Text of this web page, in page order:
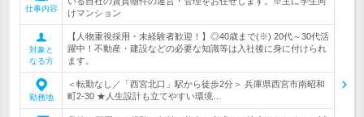
仕事内容
けマンション
対象と
なる方
【人物重視採用・未経験者歓迎！】◎40歳まで(※) 20代～30代活
躍中！不動産・建設などの必要な知識等は入社後に身に付けられ
ます。
勤務地
＜転勤なし／「西宮北口」駅から徒歩2分＞ 兵庫県西宮市南昭和
町2-30 ★人生設計も立てやすい環境…